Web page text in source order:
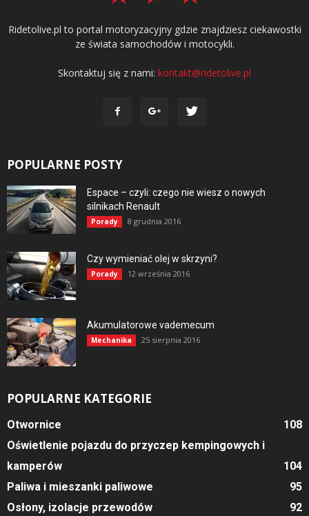
Ridetolive.pl to portal motoryzacyjny gdzie znajdziesz ciekawostki
ze świata samochodów i motocykli.
Skontaktuj się z nami: kontakt@ridetolive.pl
POPULARNE POSTY
Espace – czyli: czego nie wiesz o nowych
silnikach Renault
Porady 8 grudnia 2016
Czy wymieniać olej w skrzyni?
Porady 12 września 2016
Akumulatorowe vademecum
Mechanika 25 sierpnia 2016
POPULARNE KATEGORIE
Otwornice
108
Oświetlenie pojazdu do przyczep kempingowych i
kamperów
104
Paliwa i mieszanki paliwowe
95
Osłony, izolacje przewodów
92